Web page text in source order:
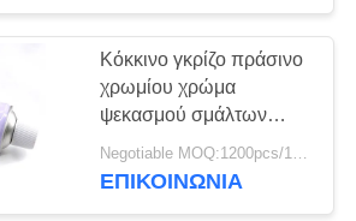
Κόκκινο γκρίζο πράσινο
χρωμίου χρώμα
ψεκασμού σμάλτων
εποξικό
ΕΠΙΚΟΙΝΩΝΙΑ